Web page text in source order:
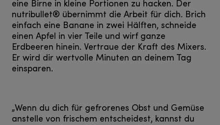
eine Birne in kleine Portionen zu hacken. Der
nutribullet® übernimmt die Arbeit für dich. Brich
einfach eine Banane in zwei Hälften, schneide
einen Apfel in vier Teile und wirf ganze
Erdbeeren hinein. Vertraue der Kraft des Mixers.
Er wird dir wertvolle Minuten an deinem Tag
einsparen.
„Wenn du dich für gefrorenes Obst und Gemüse
anstelle von frischem entscheidest, kannst du